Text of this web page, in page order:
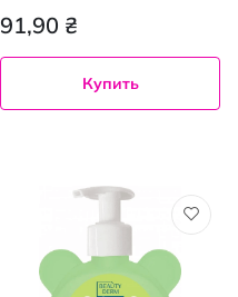
91,90 ₴
Купить